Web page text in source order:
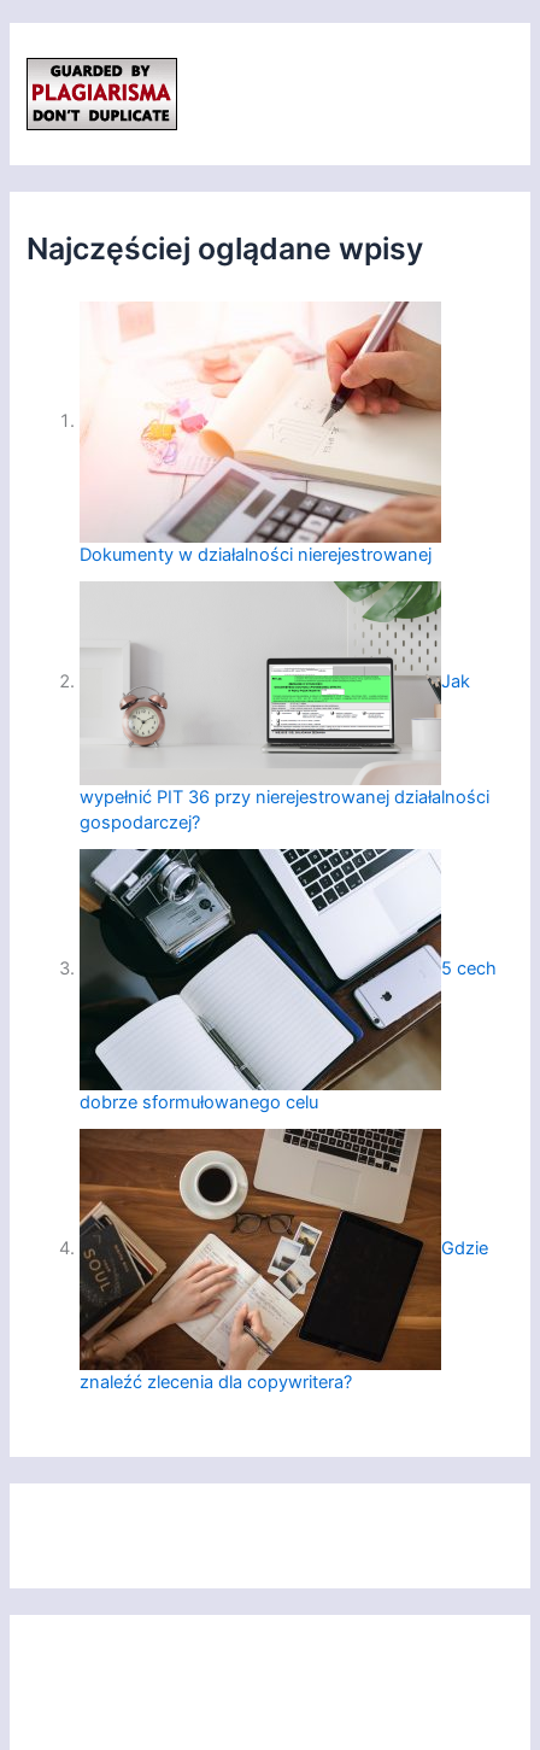
Najczęściej oglądane wpisy
Dokumenty w działalności nierejestrowanej
Jak
wypełnić PIT 36 przy nierejestrowanej działalności
gospodarczej?
5 cech
dobrze sformułowanego celu
Gdzie
znaleźć zlecenia dla copywritera?